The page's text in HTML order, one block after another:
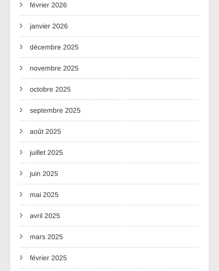
février 2026
janvier 2026
décembre 2025
novembre 2025
octobre 2025
septembre 2025
août 2025
juillet 2025
juin 2025
mai 2025
avril 2025
mars 2025
février 2025